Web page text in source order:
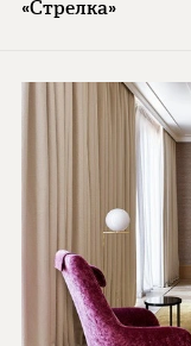
«Стрелка»